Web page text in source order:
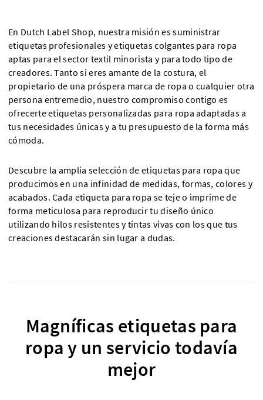
En Dutch Label Shop, nuestra misión es suministrar
etiquetas profesionales y etiquetas colgantes para ropa
aptas para el sector textil minorista y para todo tipo de
creadores. Tanto si eres amante de la costura, el
propietario de una próspera marca de ropa o cualquier otra
persona entremedio, nuestro compromiso contigo es
ofrecerte etiquetas personalizadas para ropa adaptadas a
tus necesidades únicas y a tu presupuesto de la forma más
cómoda.
Descubre la amplia selección de etiquetas para ropa que
producimos en una infinidad de medidas, formas, colores y
acabados. Cada etiqueta para ropa se teje o imprime de
forma meticulosa para reproducir tu diseño único
utilizando hilos resistentes y tintas vivas con los que tus
creaciones destacarán sin lugar a dudas.
Magníficas etiquetas para
ropa y un servicio todavía
mejor